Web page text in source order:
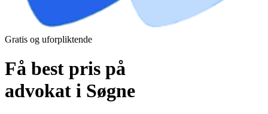
Gratis og uforpliktende
Få best pris på
advokat i Søgne